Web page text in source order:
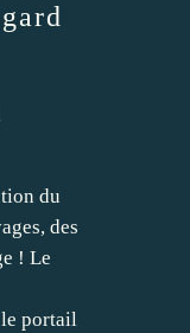
du
des
! Le
portail